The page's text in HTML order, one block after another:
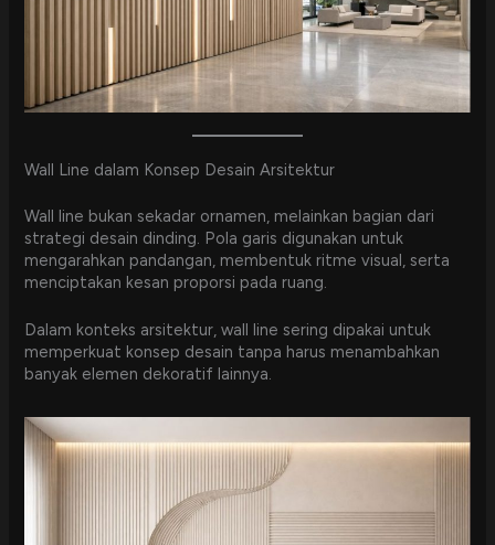
Wall Line dalam Konsep Desain Arsitektur
Wall line bukan sekadar ornamen, melainkan bagian dari
strategi desain dinding. Pola garis digunakan untuk
mengarahkan pandangan, membentuk ritme visual, serta
menciptakan kesan proporsi pada ruang.
Dalam konteks arsitektur, wall line sering dipakai untuk
memperkuat konsep desain tanpa harus menambahkan
banyak elemen dekoratif lainnya.